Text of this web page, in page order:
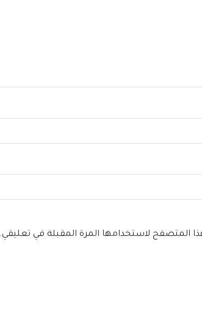
المتصفح لاستخدامها المرة المقبلة في تعليقي.